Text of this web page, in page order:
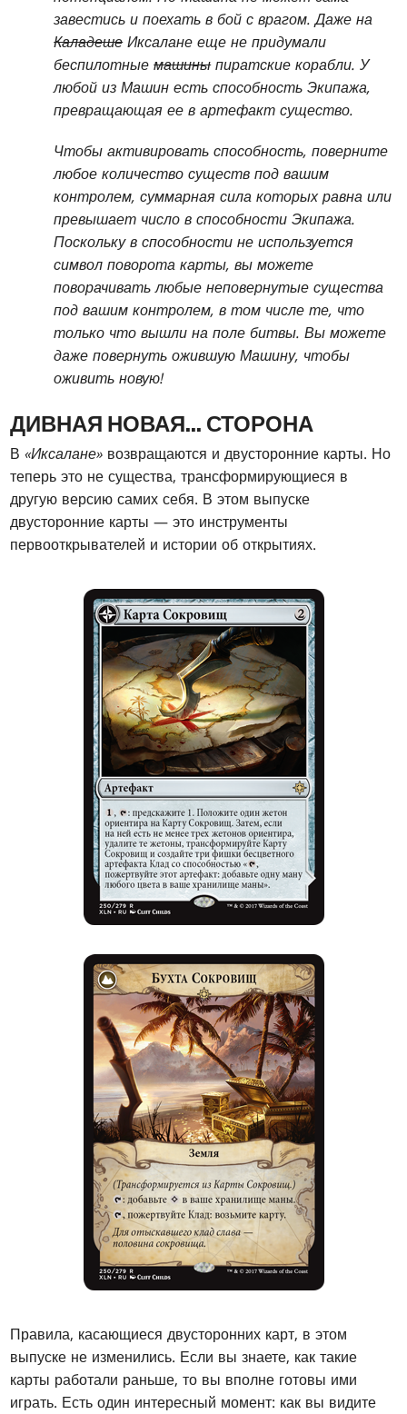
завестись и поехать в бой с врагом. Даже на
КаладешеИксалане еще не придумали
беспилотныемашиныпиратские корабли. У
любой из Машин есть способность Экипажа,
превращающая ее в артефакт существо.
Чтобы активировать способность, поверните
любое количество существ под вашим
контролем, суммарная сила которых равна или
превышает число в способности Экипажа.
Поскольку в способности не используется
символ поворота карты, вы можете
поворачивать любые неповернутые существа
под вашим контролем, в том числе те, что
только что вышли на поле битвы. Вы можете
даже повернуть ожившую Машину, чтобы
оживить новую!
ДИВНАЯ НОВАЯ... СТОРОНА
В«Иксалане» возвращаются и двусторонние карты. Но
теперь это не существа, трансформирующиеся в
другую версию самих себя. В этом выпуске
двусторонние карты — это инструменты
первооткрывателей и истории об открытиях.
Правила, касающиеся двусторонних карт, в этом
выпуске не изменились. Если вы знаете, как такие
карты работали раньше, то вы вполне готовы ими
играть. Есть один интересный момент: как вы видите